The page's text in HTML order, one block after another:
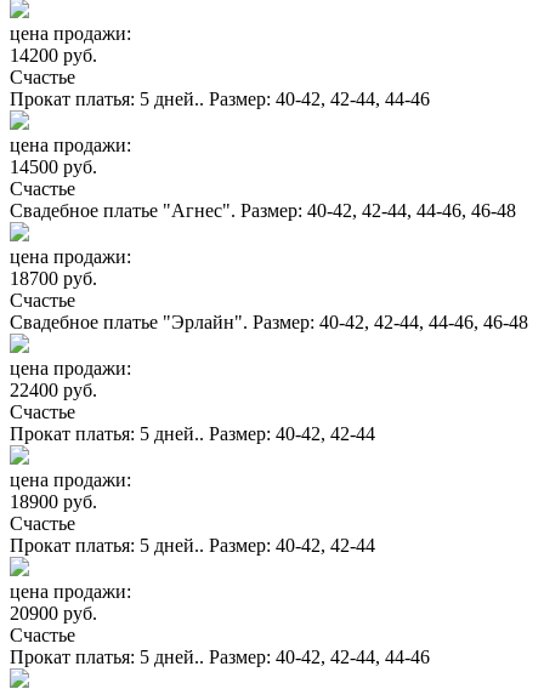
цена продажи:
14200 руб.
Счастье
Прокат платья: 5 дней.. Размер: 40-42, 42-44, 44-46
цена продажи:
14500 руб.
Счастье
Свадебное платье "Агнес". Размер: 40-42, 42-44, 44-46, 46-48
цена продажи:
18700 руб.
Счастье
Свадебное платье "Эрлайн". Размер: 40-42, 42-44, 44-46, 46-48
цена продажи:
22400 руб.
Счастье
Прокат платья: 5 дней.. Размер: 40-42, 42-44
цена продажи:
18900 руб.
Счастье
Прокат платья: 5 дней.. Размер: 40-42, 42-44
цена продажи:
20900 руб.
Счастье
Прокат платья: 5 дней.. Размер: 40-42, 42-44, 44-46